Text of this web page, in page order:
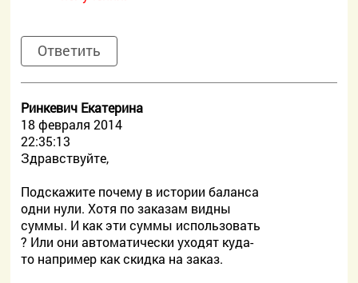
Ответить
Ринкевич Екатерина
18 февраля 2014
22:35:13
Здравствуйте,
Подскажите почему в истории баланса
одни нули. Хотя по заказам видны
суммы. И как эти суммы использовать
? Или они автоматически уходят куда-
то например как скидка на заказ.